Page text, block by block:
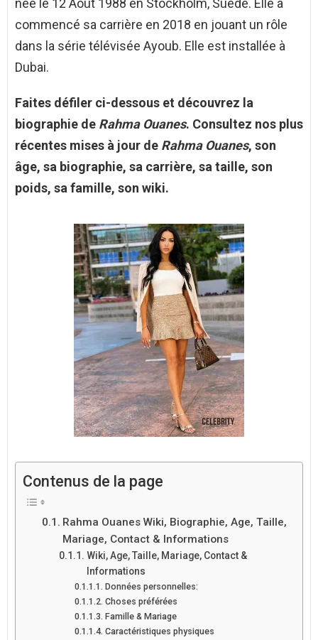
commencé sa carrière en 2018 en jouant un rôle
dans la série télévisée Ayoub. Elle est installée à
Dubai.
Faites défiler ci-dessous et découvrez la
biographie de Rahma Ouanes. Consultez nos plus
récentes mises à jour de Rahma Ouanes, son
âge, sa biographie, sa carrière, sa taille, son
poids, sa famille, son wiki.
Contenus de la page
Rahma Ouanes Wiki, Biographie, Age, Taille,
Mariage, Contact & Informations
Wiki, Age, Taille, Mariage, Contact &
Informations
Données personnelles:
Choses préférées
Famille & Mariage
Caractéristiques physiques